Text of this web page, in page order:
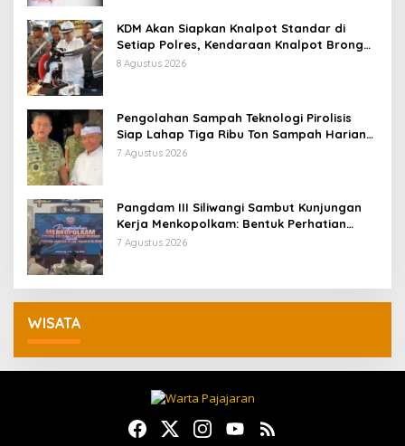
KDM Akan Siapkan Knalpot Standar di
Setiap Polres, Kendaraan Knalpot Brong
Tertangkap Langsung Ganti
8 Agustus 2026
Pengolahan Sampah Teknologi Pirolisis
Siap Lahap Tiga Ribu Ton Sampah Harian
Jawa Barat
7 Agustus 2026
Pangdam III Siliwangi Sambut Kunjungan
Kerja Menkopolkam: Bentuk Perhatian
Pemerintah
7 Agustus 2026
WISATA